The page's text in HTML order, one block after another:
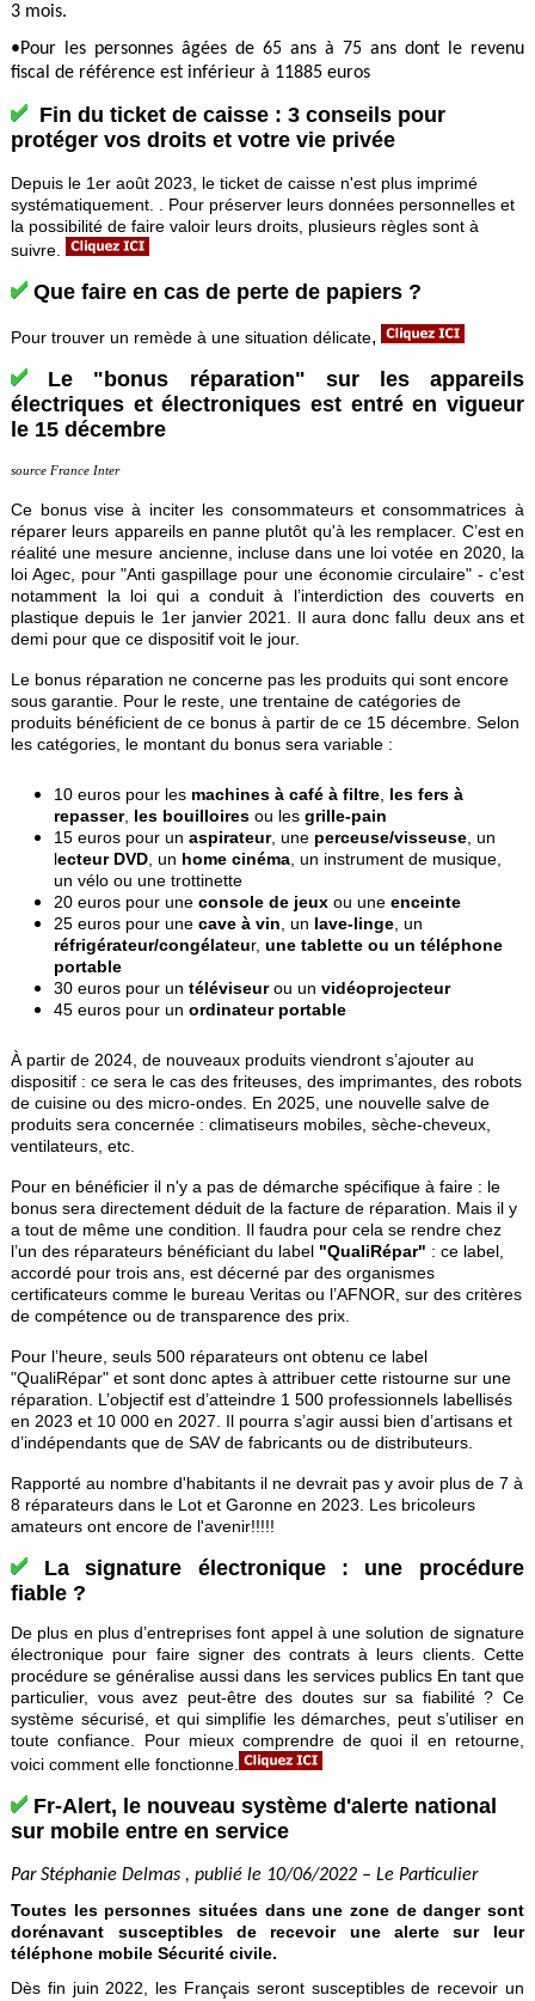
3 mois.
•Pour les personnes âgées de 65 ans à 75 ans dont le revenu
fiscal de référence est inférieur à 11885 euros
Fin du ticket de caisse : 3 conseils pour
protéger vos droits et votre vie privée
Depuis le 1er août 2023, le ticket de caisse n'est plus imprimé
systématiquement. . Pour préserver leurs données personnelles et
la possibilité de faire valoir leurs droits, plusieurs règles sont à
suivre.
Que faire en cas de perte de papiers ?
Pour trouver un remède à une situation délicate,
Le "bonus réparation" sur les appareils
électriques et électroniques est entré en vigueur
le 15 décembre
source France Inter
Ce bonus vise à inciter les consommateurs et consommatrices à
réparer leurs appareils en panne plutôt qu'à les remplacer. C’est en
réalité une mesure ancienne, incluse dans une loi votée en 2020, la
loi Agec, pour "Anti gaspillage pour une économie circulaire" - c’est
notamment la loi qui a conduit à l’interdiction des couverts en
plastique depuis le 1er janvier 2021. Il aura donc fallu deux ans et
demi pour que ce dispositif voit le jour.
Le bonus réparation ne concerne pas les produits qui sont encore
sous garantie. Pour le reste, une trentaine de catégories de
produits bénéficient de ce bonus à partir de ce 15 décembre. Selon
les catégories, le montant du bonus sera variable :
10 euros pour les machines à café à filtre les fers à
repasser, les bouilloires ou lesgrille-pain
15 euros pour unaspirateur, une perceuse/visseuse , un
lecteur DVD , un home cinéma , un instrument de musique,
un vélo ou une trottinette
20 euros pour uneconsole de jeux ou uneenceinte
25 euros pour unecave à vin , un lave-linge , un
réfrigérateur/congélateur,une tablette ou un téléphone
portable
30 euros pour untéléviseurou unvidéoprojecteur
45 euros pour unordinateur portable
À partir de 2024, de nouveaux produits viendront s’ajouter au
dispositif : ce sera le cas des friteuses, des imprimantes, des robots
de cuisine ou des micro-ondes. En 2025, une nouvelle salve de
produits sera concernée : climatiseurs mobiles, sèche-cheveux,
ventilateurs, etc.
Pour en bénéficier il n'y a pas de démarche spécifique à faire : le
bonus sera directement déduit de la facture de réparation. Mais il y
a tout de même une condition. Il faudra pour cela se rendre chez
l’un des réparateurs bénéficiant du label "QualiRépar" : ce label,
accordé pour trois ans, est décerné par des organismes
certificateurs comme le bureau Veritas ou l’AFNOR, sur des critères
de compétence ou de transparence des prix.
Pour l’heure, seuls 500 réparateurs ont obtenu ce label
"QualiRépar" et sont donc aptes à attribuer cette ristourne sur une
réparation. L’objectif est d’atteindre 1 500 professionnels labellisés
en 2023 et 10 000 en 2027. Il pourra s’agir aussi bien d’artisans et
d’indépendants que de SAV de fabricants ou de distributeurs.
Rapporté au nombre d'habitants il ne devrait pas y avoir plus de 7 à
8 réparateurs dans le Lot et Garonne en 2023. Les bricoleurs
amateurs ont encore de l'avenir!!!!!
La signature électronique : une procédure
fiable ?
De plus en plus d’entreprises font appel à une solution de signature
électronique pour faire signer des contrats à leurs clients. Cette
procédure se généralise aussi dans les services publics En tant que
particulier, vous avez peut-être des doutes sur sa fiabilité ? Ce
système sécurisé, et qui simplifie les démarches, peut s’utiliser en
toute confiance. Pour mieux comprendre de quoi il en retourne,
voici comment elle fonctionne.
Fr-Alert, le nouveau système d'alerte national
sur mobile entre en service
Par Stéphanie Delmas , publié le 10/06/2022 – Le Particulier
Toutes les personnes situées dans une zone de danger sont
dorénavant susceptibles de recevoir une alerte sur leur
téléphone mobile Sécurité civile.
Dès fin juin 2022, les Français seront susceptibles de recevoir un